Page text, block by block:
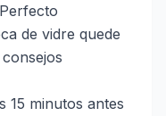
de vidre quede
15 minutos antes